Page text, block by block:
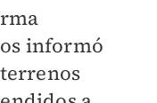
informó